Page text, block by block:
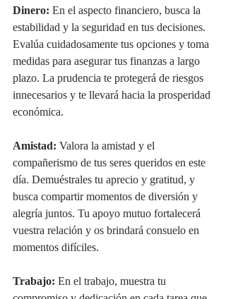
Dinero: En el aspecto financiero, busca la
estabilidad y la seguridad en tus decisiones.
Evalúa cuidadosamente tus opciones y toma
medidas para asegurar tus finanzas a largo
plazo. La prudencia te protegerá de riesgos
innecesarios y te llevará hacia la prosperidad
económica.
Amistad: Valora la amistad y el
compañerismo de tus seres queridos en este
día. Demuéstrales tu aprecio y gratitud, y
busca compartir momentos de diversión y
alegría juntos. Tu apoyo mutuo fortalecerá
vuestra relación y os brindará consuelo en
momentos difíciles.
Trabajo: En el trabajo, muestra tu